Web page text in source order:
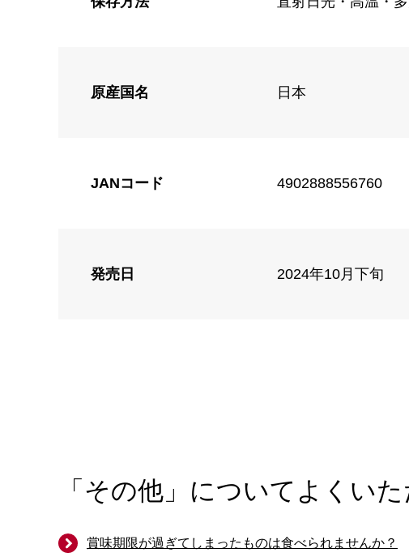
原産国名 日本
JANコード 4902888556760
発売日 2024年10月下旬
「その他」についてよくい
賞味期限が過ぎてしまったものは食べられませんか？